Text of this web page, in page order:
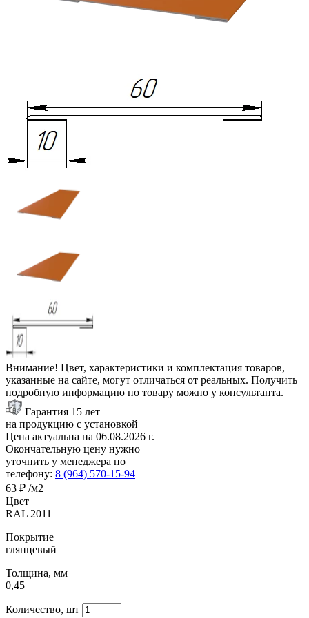
Внимание! Цвет, характеристики и комплектация товаров,
указанные на сайте, могут отличаться от реальных. Получить
подробную информацию по товару можно у консультанта.
Гарантия 15 лет
на продукцию с установкой
Цена актуальна на 06.08.2026 г.
Окончательную цену нужно
уточнить у менеджера по
телефону: 8 (964) 570-15-94
63 ₽ /м2
Цвет
RAL 2011
Покрытие
глянцевый
Толщина, мм
0,45
Количество, шт